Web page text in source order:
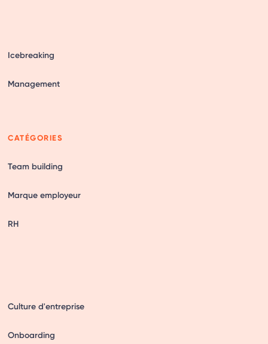
Icebreaking
Management
CATÉGORIES
Team building
Marque employeur
RH
Culture d'entreprise
Onboarding